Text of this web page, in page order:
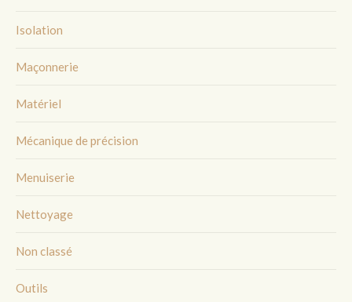
Isolation
Maçonnerie
Matériel
Mécanique de précision
Menuiserie
Nettoyage
Non classé
Outils